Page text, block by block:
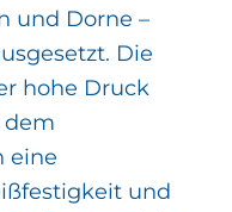
und Dorne –
Die
hohe Druck
eine
und